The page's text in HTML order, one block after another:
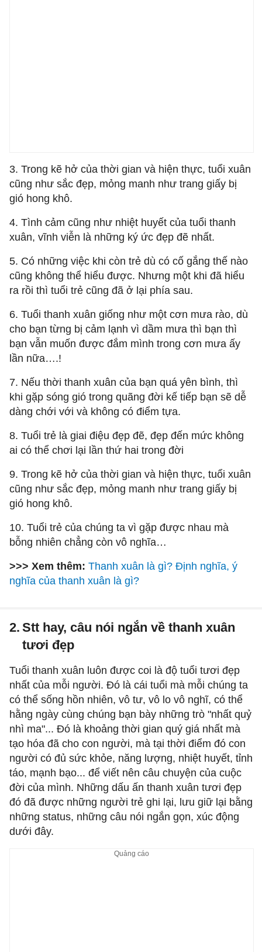
3. Trong kẽ hở của thời gian và hiện thực, tuổi xuân
cũng như sắc đẹp, mỏng manh như trang giấy bị
gió hong khô.
4. Tình cảm cũng như nhiệt huyết của tuổi thanh
xuân, vĩnh viễn là những ký ức đẹp đẽ nhất.
5. Có những việc khi còn trẻ dù có cố gắng thế nào
cũng không thể hiểu được. Nhưng một khi đã hiểu
ra rồi thì tuổi trẻ cũng đã ở lại phía sau.
6. Tuổi thanh xuân giống như một cơn mưa rào, dù
cho bạn từng bị cảm lạnh vì dầm mưa thì bạn thì
bạn vẫn muốn được đắm mình trong cơn mưa ấy
lần nữa….!
7. Nếu thời thanh xuân của bạn quá yên bình, thì
khi gặp sóng gió trong quãng đời kế tiếp bạn sẽ dễ
dàng chới với và không có điểm tựa.
8. Tuổi trẻ là giai điệu đẹp đẽ, đẹp đến mức không
ai có thể chơi lại lần thứ hai trong đời
9. Trong kẽ hở của thời gian và hiện thực, tuổi xuân
cũng như sắc đẹp, mỏng manh như trang giấy bị
gió hong khô.
10. Tuổi trẻ của chúng ta vì gặp được nhau mà
bỗng nhiên chẳng còn vô nghĩa…
>>> Xem thêm: Thanh xuân là gì? Định nghĩa, ý
nghĩa của thanh xuân là gì?
Stt hay, câu nói ngắn về thanh xuân
tươi đẹp
2.
Tuổi thanh xuân luôn được coi là độ tuổi tươi đẹp
nhất của mỗi người. Đó là cái tuổi mà mỗi chúng ta
có thể sống hồn nhiên, vô tư, vô lo vô nghĩ, có thể
hằng ngày cùng chúng bạn bày những trò "nhất quỷ
nhì ma"... Đó là khoảng thời gian quý giá nhất mà
tạo hóa đã cho con người, mà tại thời điểm đó con
người có đủ sức khỏe, năng lượng, nhiệt huyết, tỉnh
táo, mạnh bạo... để viết nên câu chuyện của cuộc
đời của mình. Những dấu ấn thanh xuân tươi đẹp
đó đã được những người trẻ ghi lại, lưu giữ lại bằng
những status, những câu nói ngắn gọn, xúc động
dưới đây.